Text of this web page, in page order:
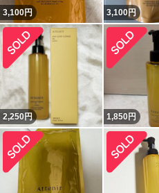
3,100円 3,100円
2,250円 1,850円